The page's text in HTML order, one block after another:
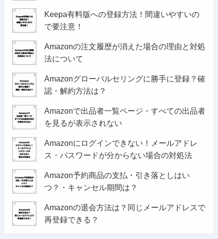
Keepa有料版への登録方法！間違いやすいの
で要注意！
Amazonの注文履歴が消えた場合の理由と対処
法について
Amazonグローバルセリングに勝手に登録？確
認・解約方法は？
Amazonで出品者一覧ページ・すべての出品者
を見るが表示されない
Amazonにログインできない！メールアドレ
ス・パスワードが分からない場合の対処法
Amazon予約商品の支払・引き落としはい
つ？・キャンセル期間は？
Amazonの退会方法は？同じメールアドレスで
再登録できる？